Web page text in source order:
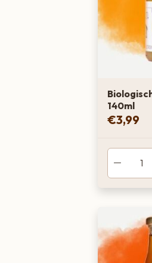
140ml
€3,99